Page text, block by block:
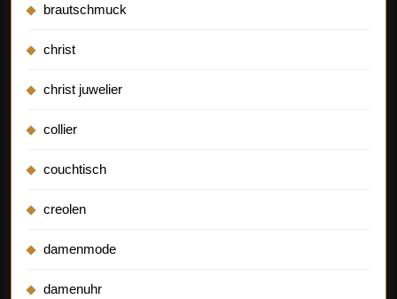
brautschmuck
christ
christ juwelier
collier
couchtisch
creolen
damenmode
damenuhr